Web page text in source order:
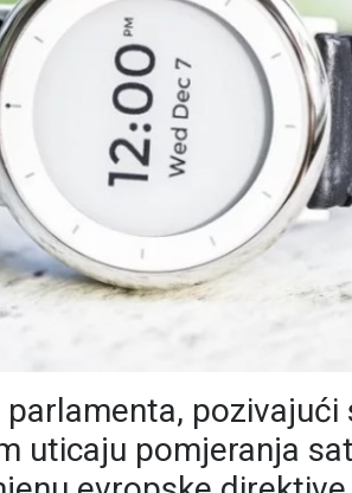
pozivajući
uticaju pomjeranja